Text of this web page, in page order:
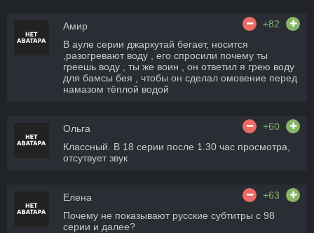
Амир
+82
В ауле серии джаркутай бегает, носится
,разогревают воду , его спросили почему ты
греешь воду , ты же воин , он ответил я грею воду
для бамсы бея , чтобы он сделал омовение перед
намазом тёплой водой
Ольга
+60
Классный. В 18 серии после 1.30 час просмотра,
отсутвует звук
Елена
+63
Почему не показывают русские субтитры с 98
серии и далее?